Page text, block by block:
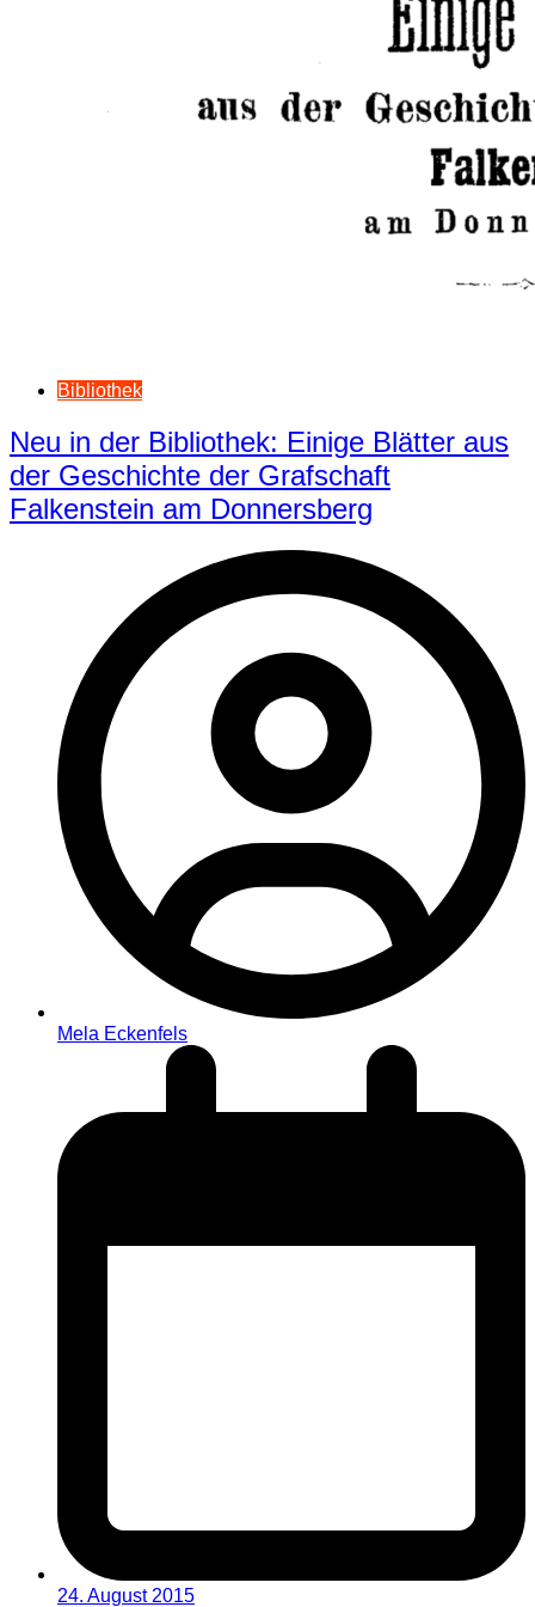
Bibliothek
Neu in der Bibliothek: Einige Blätter aus
der Geschichte der Grafschaft
Falkenstein am Donnersberg
Mela Eckenfels
24. August 2015